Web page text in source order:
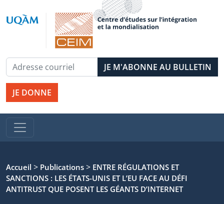
JE DONNE
Accueil > Publications > ENTRE RÉGULATIONS ET
SANCTIONS : LES ÉTATS-UNIS ET L’EU FACE AU DÉFI
ANTITRUST QUE POSENT LES GÉANTS D’INTERNET